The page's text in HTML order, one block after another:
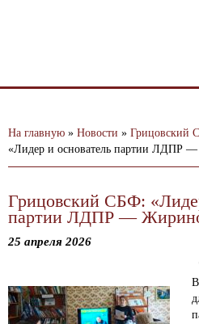
На главную » Новости » Грицовский
«Лидер и основатель партии ЛДПР
Грицовский СБФ:
партии ЛДПР —
25 апреля 2026